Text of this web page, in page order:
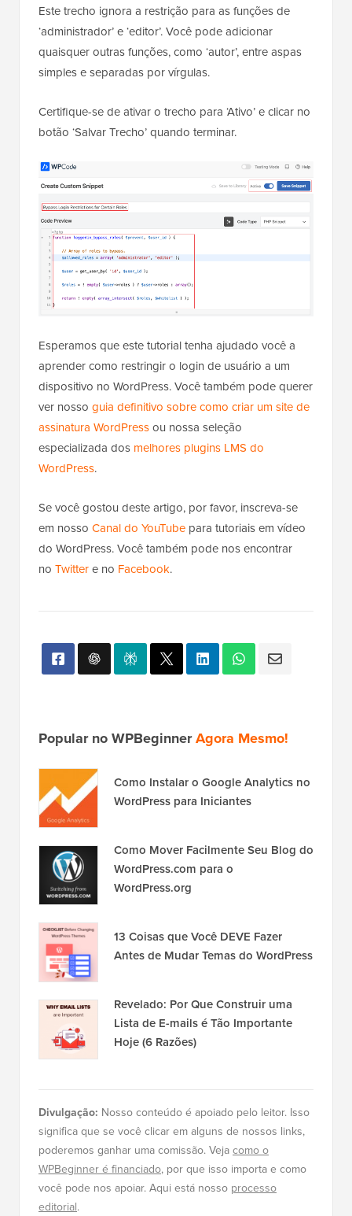
Este trecho ignora a restrição para as funções de
‘administrador’ e ‘editor’. Você pode adicionar
quaisquer outras funções, como ‘autor’, entre aspas
simples e separadas por vírgulas.
Certifique-se de ativar o trecho para ‘Ativo’ e clicar no
botão ‘Salvar Trecho’ quando terminar.
Esperamos que este tutorial tenha ajudado você a
aprender como restringir o login de usuário a um
dispositivo no WordPress. Você também pode querer
ver nosso guia definitivo sobre como criar um site de
assinatura WordPressou nossa seleção
especializada dos melhores plugins LMS do
WordPress.
Se você gostou deste artigo, por favor, inscreva-se
em nosso Canal do YouTube para tutoriais em vídeo
do WordPress. Você também pode nos encontrar
no Twittere no Facebook.
Popular no WPBeginnerAgora Mesmo!
Como Instalar o Google Analytics no
WordPress para Iniciantes
Como Mover Facilmente Seu Blog do
WordPress.com para o
WordPress.org
13 Coisas que Você DEVE Fazer
Antes de Mudar Temas do WordPress
Revelado: Por Que Construir uma
Lista de E-mails é Tão Importante
Hoje (6 Razões)
Divulgação: Nosso conteúdo é apoiado pelo leitor. Isso
significa que se você clicar em alguns de nossos links,
poderemos ganhar uma comissão. Veja como o
WPBeginner é financiado, por que isso importa e como
você pode nos apoiar. Aqui está nosso processo
editorial.